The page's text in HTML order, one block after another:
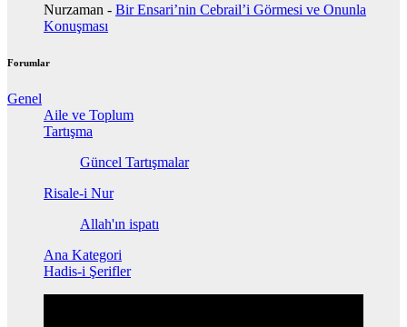
Nurzaman - Bir Ensari’nin Cebrail’i Görmesi ve Onunla
Konuşması
Forumlar
Genel
Aile ve Toplum
Tartışma
Güncel Tartışmalar
Risale-i Nur
Allah'ın ispatı
Ana Kategori
Hadis-i Şerifler